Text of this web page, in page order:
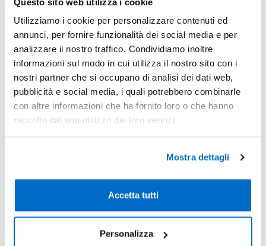
Utilizziamo i cookie per personalizzare contenuti ed
annunci, per fornire funzionalità dei social media e per
analizzare il nostro traffico. Condividiamo inoltre
informazioni sul modo in cui utilizza il nostro sito con i
nostri partner che si occupano di analisi dei dati web,
pubblicità e social media, i quali potrebbero combinarle
con altre informazioni che ha fornito loro o che hanno
raccolto dal suo utilizzo dei loro servizi.
Mostra dettagli
Accetta tutti
Personalizza
Pezzi 300 -23%
Non trovi la quantità in tabella?Calcola il preventivo
Quantità consigliata
100pz.Prezzo unitario:€ 7,91IVA incl.Totale:€ 790,61
IVA incl.
Disponibilità